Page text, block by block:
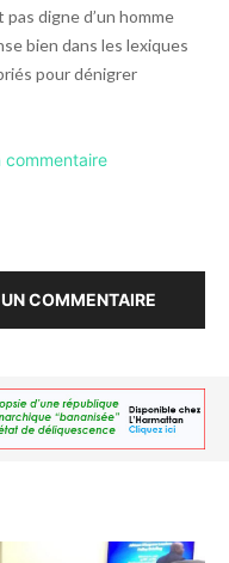
digne d’un homme
bien dans les lexiques
pour dénigrer
commentaire
COMMENTAIRE